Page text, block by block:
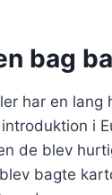
bag
har en
i
de blev
bagte